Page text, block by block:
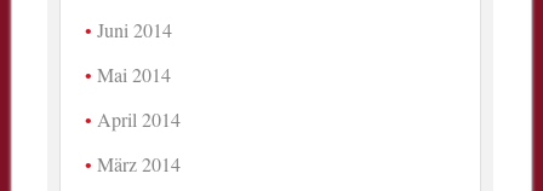
Juni 2014
Mai 2014
April 2014
März 2014